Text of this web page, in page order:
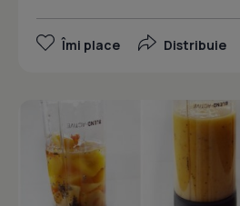
Îmi place Distribuie